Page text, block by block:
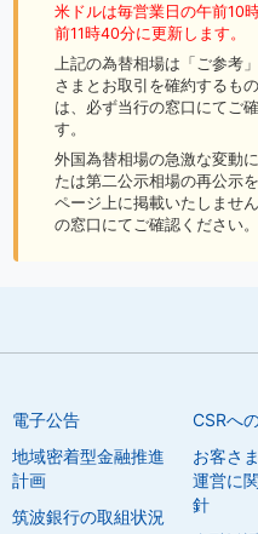
米ドルは毎営業日の午前10
前11時40分に更新します。
上記の為替相場は「ご参考
さまとお取引を確約するも
は、必ず当行の窓口にてご
す。
外国為替相場の急激な変動
たは第二公示相場の再公示
ページ上に掲載いたしませ
の窓口にてご確認ください。
電子公告
地域密着型金融推進
計画
筑波銀行の取組状況
CSRへ
お客さ
運営に
針